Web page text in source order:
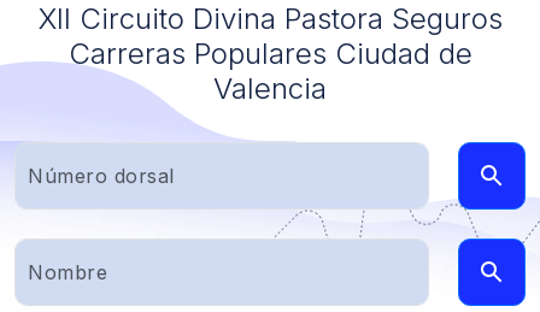
XII Circuito Divina Pastora Seguros
Carreras Populares Ciudad de
Valencia